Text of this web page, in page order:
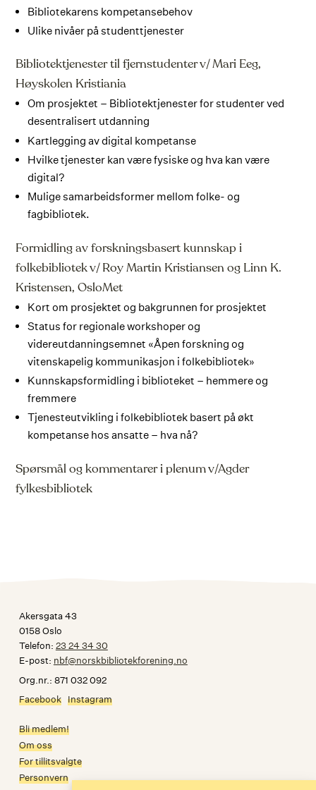
Bibliotekarens kompetansebehov
Ulike nivåer på studenttjenester
Bibliotektjenester til fjernstudenter v/ Mari Eeg,
Høyskolen Kristiania
Om prosjektet – Bibliotektjenester for studenter ved
desentralisert utdanning
Kartlegging av digital kompetanse
Hvilke tjenester kan være fysiske og hva kan være
digital?
Mulige samarbeidsformer mellom folke- og
fagbibliotek.
Formidling av forskningsbasert kunnskap i
folkebibliotek v/ Roy Martin Kristiansen og Linn K.
Kristensen, OsloMet
Kort om prosjektet og bakgrunnen for prosjektet
Status for regionale workshoper og
videreutdanningsemnet «Åpen forskning og
vitenskapelig kommunikasjon i folkebibliotek»
Kunnskapsformidling i biblioteket – hemmere og
fremmere
Tjenesteutvikling i folkebibliotek basert på økt
kompetanse hos ansatte – hva nå?
Spørsmål og kommentarer i plenum v/Agder
fylkesbibliotek
Akersgata 43
0158 Oslo
Telefon: 23 24 34 30
E-post: nbf@norskbibliotekforening.no
Org.nr.: 871 032 092
Facebook Instagram
Bli medlem!
Om oss
For tillitsvalgte
Personvern